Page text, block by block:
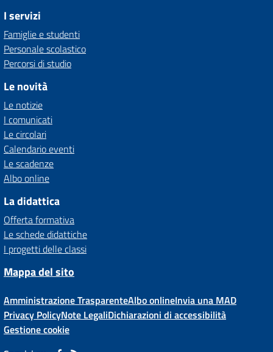
I servizi
Famiglie e studenti
Personale scolastico
Percorsi di studio
Le novità
Le notizie
I comunicati
Le circolari
Calendario eventi
Le scadenze
Albo online
La didattica
Offerta formativa
Le schede didattiche
I progetti delle classi
Mappa del sito
Amministrazione TrasparenteAlbo onlineInvia una MAD
Privacy PolicyNote LegaliDichiarazioni di accessibilità
Gestione cookie